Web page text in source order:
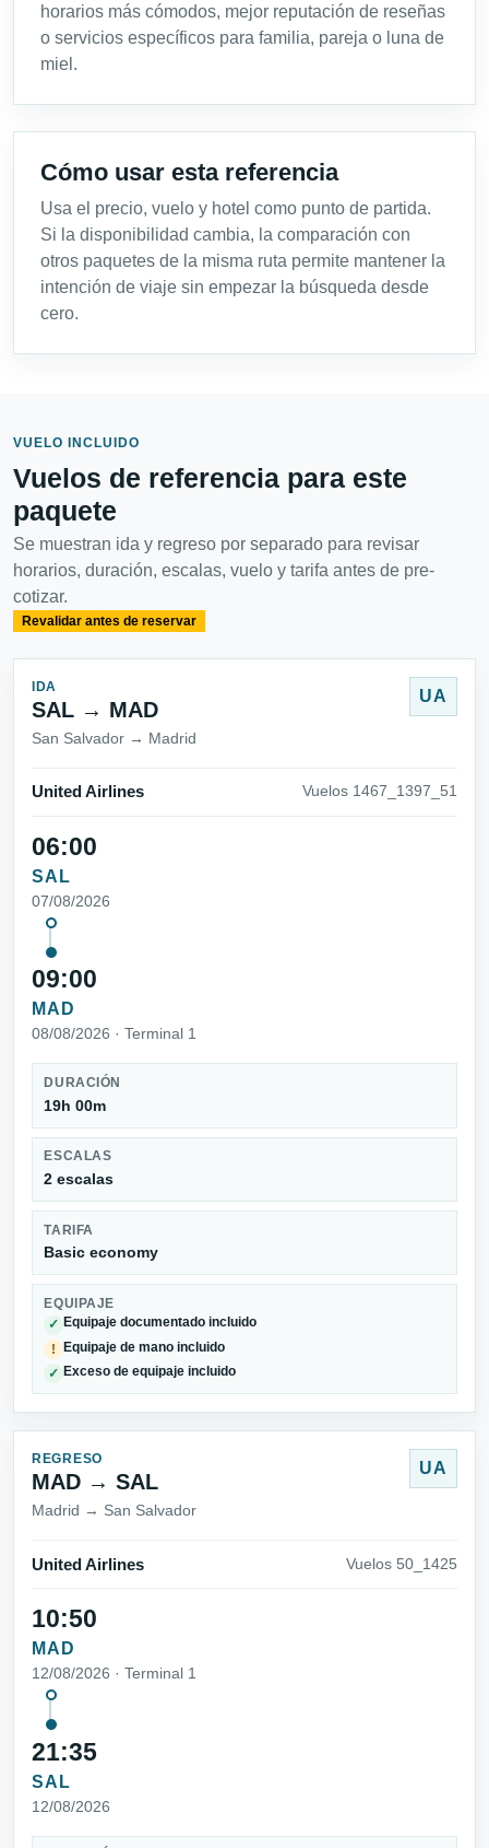
horarios más cómodos, mejor reputación de reseñas
o servicios específicos para familia, pareja o luna de
miel.
Cómo usar esta referencia
Usa el precio, vuelo y hotel como punto de partida.
Si la disponibilidad cambia, la comparación con
otros paquetes de la misma ruta permite mantener la
intención de viaje sin empezar la búsqueda desde
cero.
VUELO INCLUIDO
Vuelos de referencia para este
paquete
Se muestran ida y regreso por separado para revisar
horarios, duración, escalas, vuelo y tarifa antes de pre-
cotizar.
Revalidar antes de reservar
IDA
SAL → MAD
San Salvador → Madrid
UA
United Airlines Vuelos 1467_1397_51
06:00
SAL
07/08/2026
09:00
MAD
08/08/2026 · Terminal 1
DURACIÓN
19h 00m
ESCALAS
2 escalas
TARIFA
Basic economy
EQUIPAJE
✓ Equipaje documentado incluido
! Equipaje de mano incluido
✓ Exceso de equipaje incluido
REGRESO
MAD → SAL
Madrid → San Salvador
UA
United Airlines Vuelos 50_1425
10:50
MAD
12/08/2026 · Terminal 1
21:35
SAL
12/08/2026